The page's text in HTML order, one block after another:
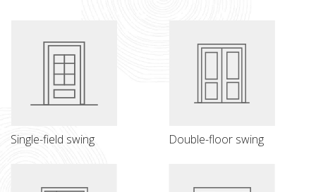
Single-field swing Double-floor swing